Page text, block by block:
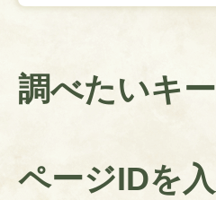
調べたいキ
ページIDを